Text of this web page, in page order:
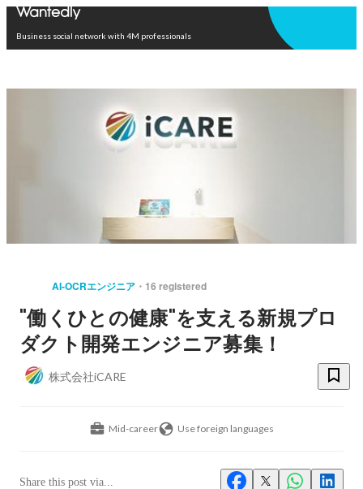
Business social network with 4M professionals
AI-OCRエンジニア 16 registered
"働くひとの健康"を支える新規プロ
ダクト開発エンジニア募集！
株式会社iCARE
Mid-career Use foreign languages
Share this post via...